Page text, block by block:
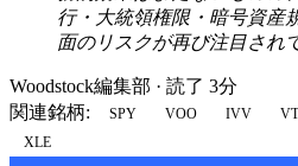
行・大統領権限・暗号資産
面のリスクが再び注目され
Woodstock編集部 · 読了 3分
関連銘柄:
SPY VOO IVV
XLE